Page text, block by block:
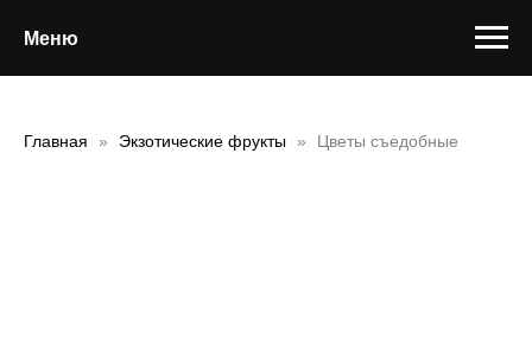
Меню
Главная Экзотические фрукты Цветы съедобные